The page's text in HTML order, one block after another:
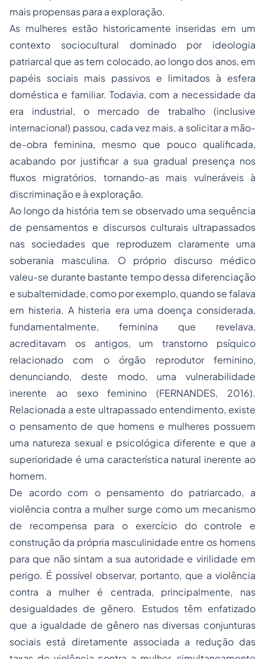
mais propensas para a exploração.
As mulheres estão historicamente inseridas em um
contexto sociocultural dominado por ideologia
patriarcal que as tem colocado, ao longo dos anos, em
papéis sociais mais passivos e limitados à esfera
doméstica e familiar. Todavia, com a necessidade da
era industrial, o mercado de trabalho (inclusive
internacional) passou, cada vez mais, a solicitar a mão-
de-obra feminina, mesmo que pouco qualificada,
acabando por justificar a sua gradual presença nos
fluxos migratórios, tornando-as mais vulneráveis à
discriminação e à exploração.
Ao longo da história tem se observado uma sequência
de pensamentos e discursos culturais ultrapassados
nas sociedades que reproduzem claramente uma
soberania masculina. O próprio discurso médico
valeu-se durante bastante tempo dessa diferenciação
e subalternidade, como por exemplo, quando se falava
em histeria. A histeria era uma doença considerada,
fundamentalmente, feminina que revelava,
acreditavam os antigos, um transtorno psíquico
relacionado com o órgão reprodutor feminino,
denunciando, deste modo, uma vulnerabilidade
inerente ao sexo feminino (FERNANDES, 2016).
Relacionada a este ultrapassado entendimento, existe
o pensamento de que homens e mulheres possuem
uma natureza sexual e psicológica diferente e que a
superioridade é uma característica natural inerente ao
homem.
De acordo com o pensamento do patriarcado, a
violência contra a mulher surge como um mecanismo
de recompensa para o exercício do controle e
construção da própria masculinidade entre os homens
para que não sintam a sua autoridade e virilidade em
perigo. É possível observar, portanto, que a violência
contra a mulher é centrada, principalmente, nas
desigualdades de gênero. Estudos têm enfatizado
que a igualdade de gênero nas diversas conjunturas
sociais está diretamente associada a redução das